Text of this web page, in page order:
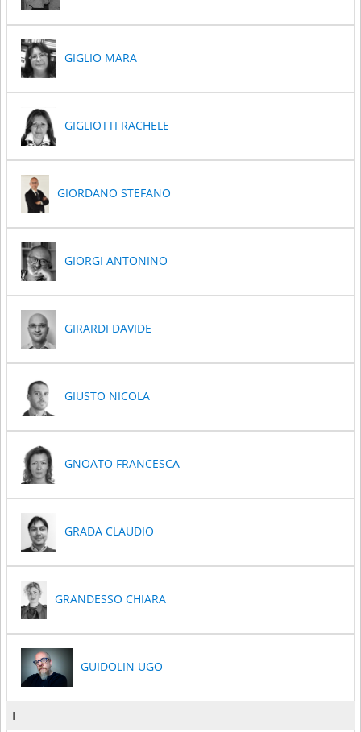
GIGLIO MARA
GIGLIOTTI RACHELE
GIORDANO STEFANO
GIORGI ANTONINO
GIRARDI DAVIDE
GIUSTO NICOLA
GNOATO FRANCESCA
GRADA CLAUDIO
GRANDESSO CHIARA
GUIDOLIN UGO
I